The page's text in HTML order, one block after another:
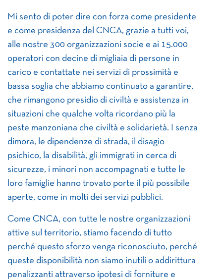
Mi sento di poter dire con forza come presidente
e come presidenza del CNCA, grazie a tutti voi,
alle nostre 300 organizzazioni socie e ai 15.000
operatori con decine di migliaia di persone in
carico e contattate nei servizi di prossimità e
bassa soglia che abbiamo continuato a garantire,
che rimangono presidio di civiltà e assistenza in
situazioni che qualche volta ricordano più la
peste manzoniana che civiltà e solidarietà. I senza
dimora, le dipendenze di strada, il disagio
psichico, la disabilità, gli immigrati in cerca di
sicurezze, i minori non accompagnati e tutte le
loro famiglie hanno trovato porte il più possibile
aperte, come in molti dei servizi pubblici.
Come CNCA, con tutte le nostre organizzazioni
attive sul territorio, stiamo facendo di tutto
perché questo sforzo venga riconosciuto, perché
queste disponibilità non siamo inutili o addirittura
penalizzanti attraverso ipotesi di forniture e